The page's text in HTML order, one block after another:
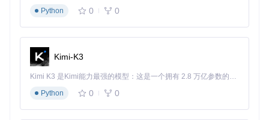
注意事项
：WSL用户需等待后续更新才能获得9000系列支
持，建议生产环境优先选择原生Linux系统部署。
实践指南：从零构建开发环境
快速部署流程
Python
0 0
Kimi-K3
Kimi K3 是Kimi能力最强的模型：这是一个拥有 2.8 万亿参数的混合专家（MoE）模型，具备原生视觉理解能力，并支持 100 万 token 的上下文窗口。
Python
0 0